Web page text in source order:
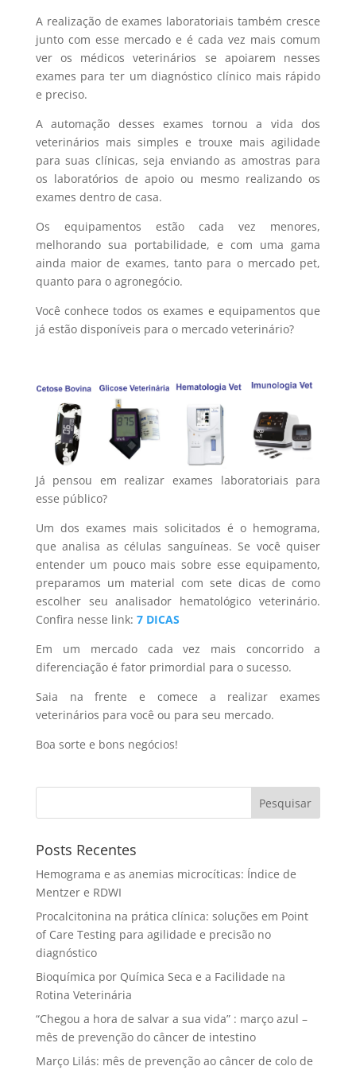
A realização de exames laboratoriais também cresce
junto com esse mercado e é cada vez mais comum
ver os médicos veterinários se apoiarem nesses
exames para ter um diagnóstico clínico mais rápido
e preciso.
A automação desses exames tornou a vida dos
veterinários mais simples e trouxe mais agilidade
para suas clínicas, seja enviando as amostras para
os laboratórios de apoio ou mesmo realizando os
exames dentro de casa.
Os equipamentos estão cada vez menores,
melhorando sua portabilidade, e com uma gama
ainda maior de exames, tanto para o mercado pet,
quanto para o agronegócio.
Você conhece todos os exames e equipamentos que
já estão disponíveis para o mercado veterinário?
Já pensou em realizar exames laboratoriais para
esse público?
Um dos exames mais solicitados é o hemograma,
que analisa as células sanguíneas. Se você quiser
entender um pouco mais sobre esse equipamento,
preparamos um material com sete dicas de como
escolher seu analisador hematológico veterinário.
Confira nesse link: 7 DICAS
Em um mercado cada vez mais concorrido a
diferenciação é fator primordial para o sucesso.
Saia na frente e comece a realizar exames
veterinários para você ou para seu mercado.
Boa sorte e bons negócios!
Pesquisar
Posts Recentes
Hemograma e as anemias microcíticas: Índice de
Mentzer e RDWI
Procalcitonina na prática clínica: soluções em Point
of Care Testing para agilidade e precisão no
diagnóstico
Bioquímica por Química Seca e a Facilidade na
Rotina Veterinária
“Chegou a hora de salvar a sua vida” : março azul –
mês de prevenção do câncer de intestino
Março Lilás: mês de prevenção ao câncer de colo de